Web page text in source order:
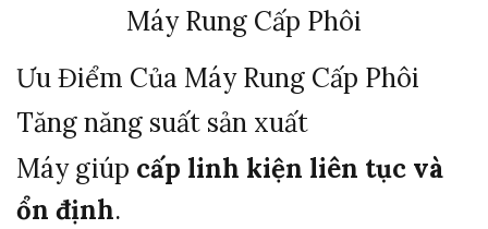
Máy Rung Cấp Phôi
ƯuĐiểm Của MáyRung Cấp Phôi
Tăngnăng suất sản xuất
Máygiúp cấp linh kiện liên tục và
ổn định.